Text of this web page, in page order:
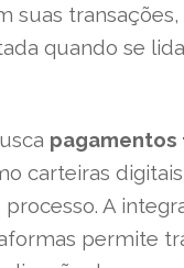
suas
quando se
pagamentos
carteiras
A
permite